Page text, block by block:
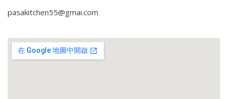
pasakitchen55@gmai.com